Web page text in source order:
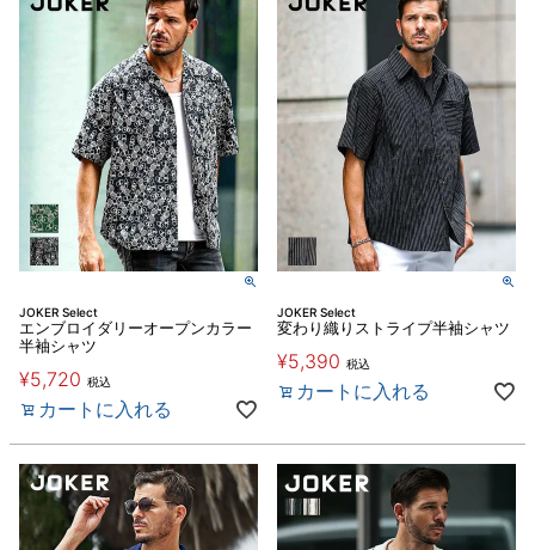
JOKER Select
エンブロイダリーオープンカラー
半袖シャツ
¥5,720 税込
カートに入れる
JOKER Select
変わり織りストライプ半袖シャツ
¥5,390 税込
カートに入れる